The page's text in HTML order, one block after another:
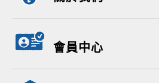
會員中心